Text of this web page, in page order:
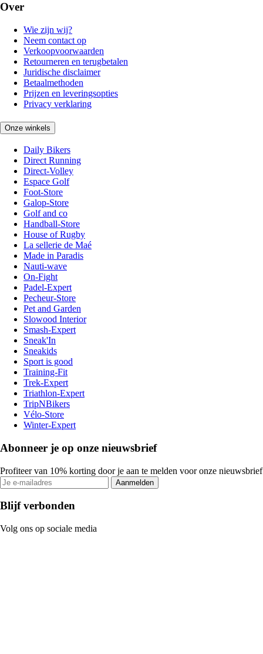
Over
Wie zijn wij?
Neem contact op
Verkoopvoorwaarden
Retourneren en terugbetalen
Juridische disclaimer
Betaalmethoden
Prijzen en leveringsopties
Privacy verklaring
Onze winkels
Daily Bikers
Direct Running
Direct-Volley
Espace Golf
Foot-Store
Galop-Store
Golf and co
Handball-Store
House of Rugby
La sellerie de Maé
Made in Paradis
Nauti-wave
On-Fight
Padel-Expert
Pecheur-Store
Pet and Garden
Slowood Interior
Smash-Expert
Sneak'In
Sneakids
Sport is good
Training-Fit
Trek-Expert
Triathlon-Expert
TripNBikers
Vélo-Store
Winter-Expert
Abonneer je op onze nieuwsbrief
Profiteer van 10% korting door je aan te melden voor onze nieuwsbrief
Aanmelden
Blijf verbonden
Volg ons op sociale media